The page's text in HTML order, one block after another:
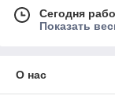
Сегодня
Показать
О нас